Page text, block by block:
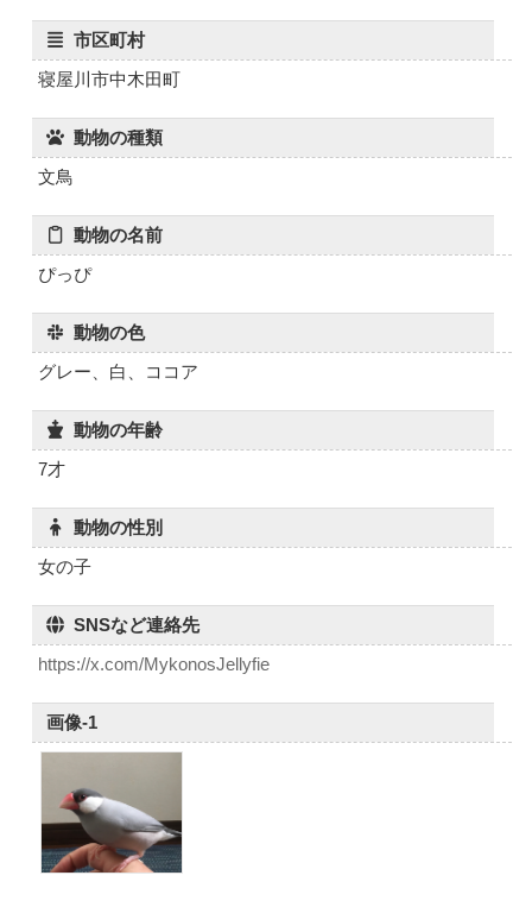
市区町村
寝屋川市中木田町
動物の種類
文鳥
動物の名前
ぴっぴ
動物の色
グレー、白、ココア
動物の年齢
7才
動物の性別
女の子
SNSなど連絡先
https://x.com/MykonosJellyfie
画像-1